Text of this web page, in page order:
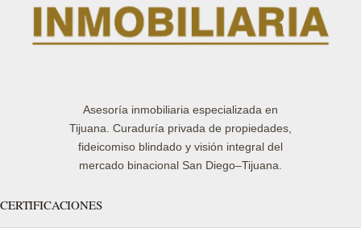
Asesoría inmobiliaria especializada en
Tijuana. Curaduría privada de propiedades,
fideicomiso blindado y visión integral del
mercado binacional San Diego–Tijuana.
CERTIFICACIONES